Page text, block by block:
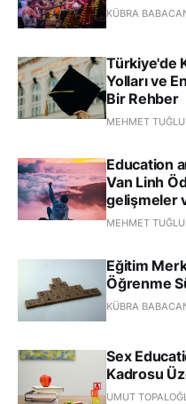
KÜBRA
Türkiye'de
Yolları ve
Bir Rehber
MEHMET TUĞLU
Education
Van Linh
gelişmeler
MEHMET TUĞLU
Eğitim
Öğrenme
KÜBRA
Sex
Kadrosu
UMUT